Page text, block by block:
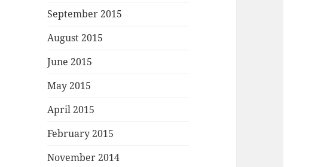
September 2015
August 2015
June 2015
May 2015
April 2015
February 2015
November 2014